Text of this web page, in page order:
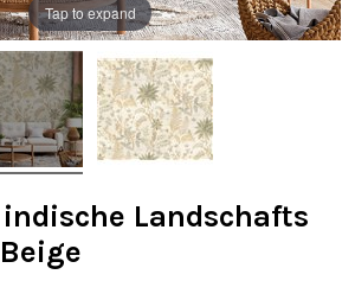
Tap to expand
Landschafts